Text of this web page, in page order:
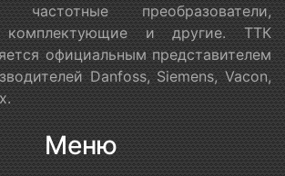
частотные преобразователи,
комплектующие и другие. ТТК
официальным представителем
Danfoss, Siemens, Vacon,
Меню